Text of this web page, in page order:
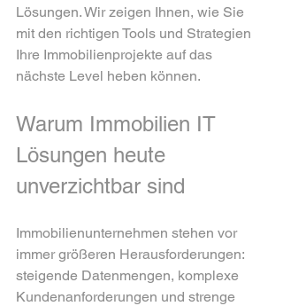
Lösungen. Wir zeigen Ihnen, wie Sie
mit den richtigen Tools und Strategien
Ihre Immobilienprojekte auf das
nächste Level heben können.
Warum Immobilien IT
Lösungen heute
unverzichtbar sind
Immobilienunternehmen stehen vor
immer größeren Herausforderungen:
steigende Datenmengen, komplexe
Kundenanforderungen und strenge